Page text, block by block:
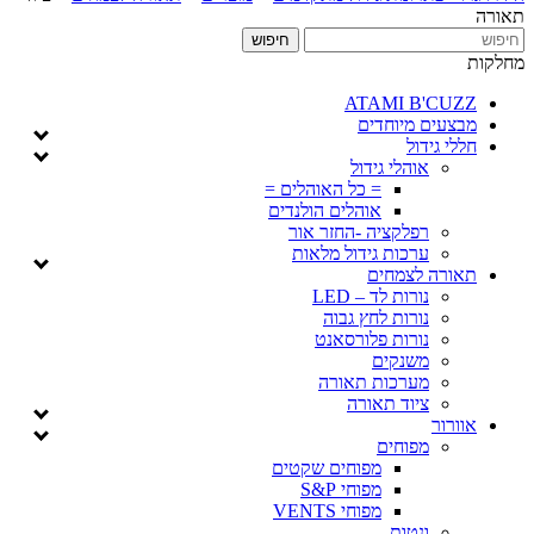
תאורה
מחלקות
ATAMI B'CUZZ
מבצעים מיוחדים
חללי גידול
אוהלי גידול
= כל האוהלים =
אוהלים הולנדים
רפלקציה -החזר אור
ערכות גידול מלאות
תאורה לצמחים
נורות לד – LED
נורות לחץ גבוה
נורות פלורסאנט
משנקים
מערכות תאורה
ציוד תאורה
אוורור
מפוחים
מפוחים שקטים
מפוחי S&P
מפוחי VENTS